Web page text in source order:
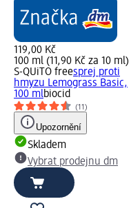
119,00 Kč
100 ml (11,90 Kč za 10 ml)
S-QUiTO freesprej proti
hmyzu Lemograss Basic,
100 mlbiocid
(11)
Upozornění
Skladem
Vybrat prodejnu dm